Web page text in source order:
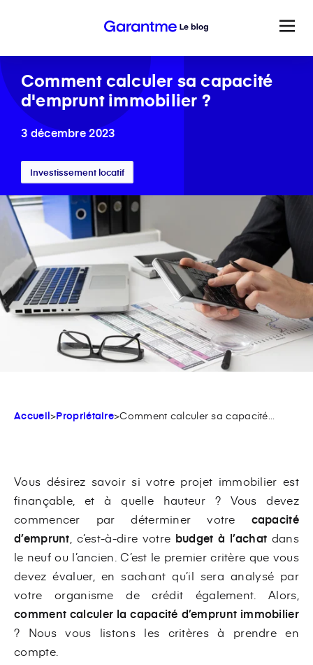
Comment calculer sa capacité
d'emprunt immobilier ?
3 décembre 2023
Investissement locatif
Accueil>Propriétaire>Comment calculer sa capacité...
Vous désirez savoir si votre projet immobilier est
finançable, et à quelle hauteur ? Vous devez
commencer par déterminer votre capacité
d’emprunt , c’est-à-dire votre budget à l’achat dans
le neuf ou l’ancien. C’est le premier critère que vous
devez évaluer, en sachant qu’il sera analysé par
votre organisme de crédit également. Alors,
comment calculer la capacité d’emprunt immobilier
? Nous vous listons les critères à prendre en
compte.